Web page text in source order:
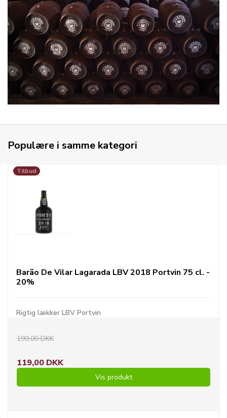
Populære i samme kategori
Tilbud
Barão De Vilar Lagarada LBV 2018 Portvin 75 cl. -
20%
Rigtig lækker LBV Portvin
199,00 DKK
119,00 DKK
Vis produkt